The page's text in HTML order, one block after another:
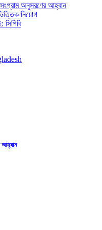
অনুসরণের আহ্বান
নিয়োগ
আহ্বান